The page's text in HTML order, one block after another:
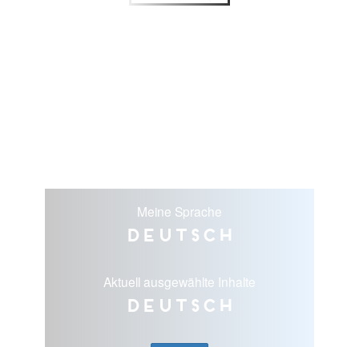
Meine Sprache
Deutsch
Aktuell ausgewählte Inhalte
Deutsch